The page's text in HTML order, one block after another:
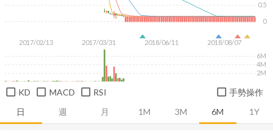
日 週 月 1M 3M 6M 1Y
2017/02/13 2017/03/31 2018/06/11 2018/08/07
0
0.5
2M
4M
6M
KD MACD RSI 手勢操作